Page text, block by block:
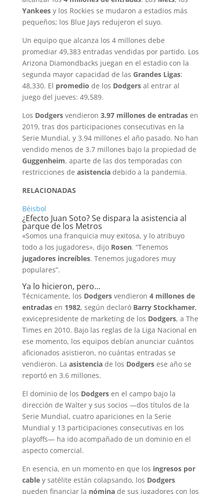
Yankeesy los Rockies se mudaron a estadios más
pequeños; los Blue Jays redujeron el suyo.
Un equipo que alcanza los 4 millones debe
promediar 49,383 entradas vendidas por partido. Los
Arizona Diamondbacks juegan en el estadio con la
segunda mayor capacidad de las Grandes Ligas:
48,330. El promedio de los Dodgersal entrar al
juego del jueves: 49,589.
Los Dodgersvendieron 3.97 millones de entradasen
2019, tras dos participaciones consecutivas en la
Serie Mundial, y 3.94 millones el año pasado. No han
vendido menos de 3.7 millones bajo la propiedad de
Guggenheim, aparte de las dos temporadas con
restricciones de asistenciadebido a la pandemia.
RELACIONADAS
Béisbol
¿Efecto Juan Soto? Se dispara la asistencia al
parque de los Metros
«Somos una franquicia muy exitosa, y lo atribuyo
todo a los jugadores», dijo Rosen. “Tenemos
jugadores increíbles. Tenemos jugadores muy
populares”.
Ya lo hicieron, pero…
Técnicamente, los Dodgersvendieron 4 millones de
entradasen 1982, según declaró Barry Stockhamer,
exvicepresidente de marketing de los Dodgers, a The
Times en 2010. Bajo las reglas de la Liga Nacional en
ese momento, los equipos debían anunciar cuántos
aficionados asistieron, no cuántas entradas se
vendieron. La asistenciade los Dodgersese año se
reportó en 3.6 millones.
El dominio de los Dodgersen el campo bajo la
dirección de Walter y sus socios —dos títulos de la
Serie Mundial, cuatro apariciones en la Serie
Mundial y 13 participaciones consecutivas en los
playoffs— ha ido acompañado de un dominio en el
aspecto comercial.
En esencia, en un momento en que los ingresos por
cabley satélite están colapsando, los Dodgers
pueden financiar la nóminade sus jugadores con los